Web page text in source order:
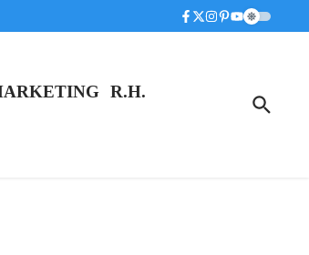
R.H.